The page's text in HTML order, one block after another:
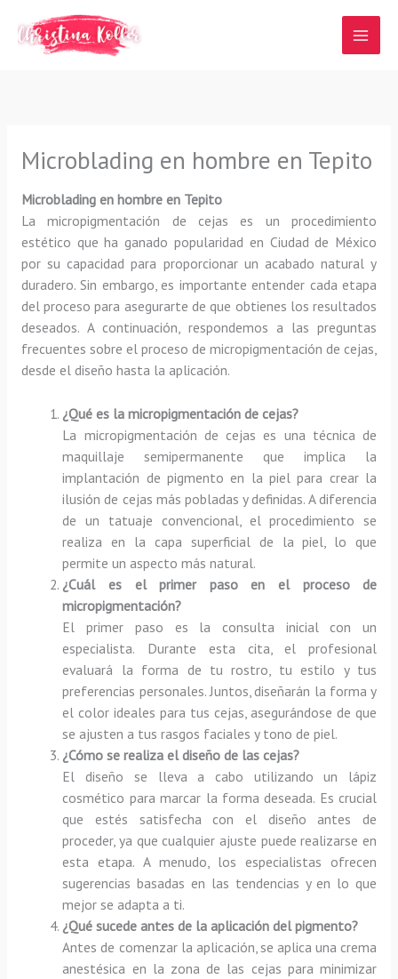
contenido
Microblading en hombre en Tepito
Microblading en hombre en Tepito
La micropigmentación de cejas es un procedimiento
estético que ha ganado popularidad en Ciudad de México
por su capacidad para proporcionar un acabado natural y
duradero. Sin embargo, es importante entender cada etapa
del proceso para asegurarte de que obtienes los resultados
deseados. A continuación, respondemos a las preguntas
frecuentes sobre el proceso de micropigmentación de cejas,
desde el diseño hasta la aplicación.
¿Qué es la micropigmentación de cejas?
La micropigmentación de cejas es una técnica de
maquillaje semipermanente que implica la
implantación de pigmento en la piel para crear la
ilusión de cejas más pobladas y definidas. A diferencia
de un tatuaje convencional, el procedimiento se
realiza en la capa superficial de la piel, lo que
permite un aspecto más natural.
¿Cuál es el primer paso en el proceso de
micropigmentación?
El primer paso es la consulta inicial con un
especialista. Durante esta cita, el profesional
evaluará la forma de tu rostro, tu estilo y tus
preferencias personales. Juntos, diseñarán la forma y
el color ideales para tus cejas, asegurándose de que
se ajusten a tus rasgos faciales y tono de piel.
¿Cómo se realiza el diseño de las cejas?
El diseño se lleva a cabo utilizando un lápiz
cosmético para marcar la forma deseada. Es crucial
que estés satisfecha con el diseño antes de
proceder, ya que cualquier ajuste puede realizarse en
esta etapa. A menudo, los especialistas ofrecen
sugerencias basadas en las tendencias y en lo que
mejor se adapta a ti.
¿Qué sucede antes de la aplicación del pigmento?
Antes de comenzar la aplicación, se aplica una crema
anestésica en la zona de las cejas para minimizar